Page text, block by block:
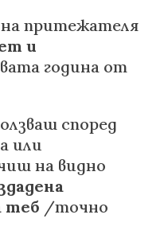
на притежателя
и
година от
според
или
на видно
теб /точно